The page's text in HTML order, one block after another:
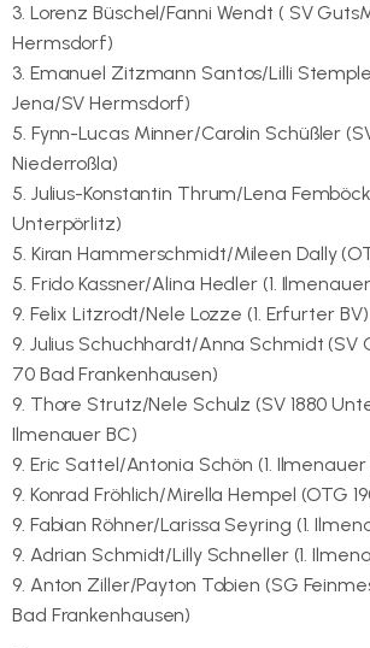
3. Lorenz Büschel/Fanni Wendt ( SV
Hermsdorf)
3. Emanuel Zitzmann Santos/Lilli
Jena/SV Hermsdorf)
5. Fynn-Lucas Minner/Carolin Schüßler
Niederroßla)
5. Julius-Konstantin Thrum/Lena Femböck
Unterpörlitz)
5. Kiran Hammerschmidt/Mileen Dally
5. Frido Kassner/Alina Hedler (1.
9. Felix Litzrodt/Nele Lozze (1. Erfurter BV)
9. Julius Schuchhardt/Anna Schmidt (SV
70 Bad Frankenhausen)
9. Thore Strutz/Nele Schulz (SV 1880
Ilmenauer BC)
9. Eric Sattel/Antonia Schön (1. Ilmenauer
9. Konrad Fröhlich/Mirella Hempel (OTG
9. Fabian Röhner/Larissa Seyring (1.
9. Adrian Schmidt/Lilly Schneller (1.
9. Anton Ziller/Payton Tobien (SG
Bad Frankenhausen)